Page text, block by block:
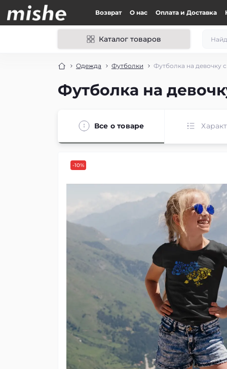
Возврат О нас Оплата и Доставка
Каталог товаров
Одежда Футболки Футболка на девочку
Футболка на
Все о товаре
-10%